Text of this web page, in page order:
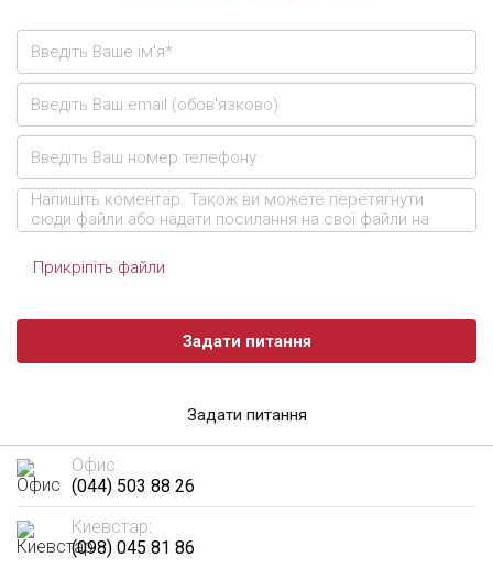
Прикріпіть файли
Задати питання
Задати питання
Офис:
(044) 503 88 26
Киевстар:
(098) 045 81 86